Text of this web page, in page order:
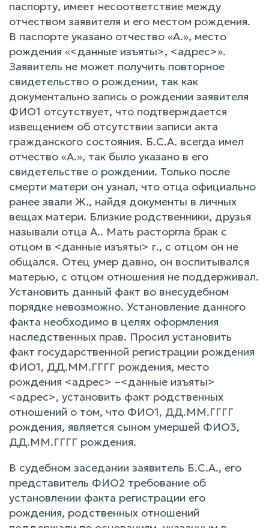
паспорту, имеет несоответствие между
отчеством заявителя и его местом рождения.
В паспорте указано отчество «А.», место
рождения «<данные изъяты>, <адрес>».
Заявитель не может получить повторное
свидетельство о рождении, так как
документально запись о рождении заявителя
ФИО1 отсутствует, что подтверждается
извещением об отсутствии записи акта
гражданского состояния. Б.С.А. всегда имел
отчество «А.», так было указано в его
свидетельстве о рождении. Только после
смерти матери он узнал, что отца официально
ранее звали Ж., найдя документы в личных
вещах матери. Близкие родственники, друзья
называли отца А.. Мать расторгла брак с
отцом в <данные изъяты> г., с отцом он не
общался. Отец умер давно, он воспитывался
матерью, с отцом отношения не поддерживал.
Установить данный факт во внесудебном
порядке невозможно. Установление данного
факта необходимо в целях оформления
наследственных прав. Просил установить
факт государственной регистрации рождения
ФИО1, ДД.ММ.ГГГГ рождения, место
рождения <адрес> –<данные изъяты>
<адрес>, установить факт родственных
отношений о том, что ФИО1, ДД.ММ.ГГГГ
рождения, является сыном умершей ФИО3,
ДД.ММ.ГГГГ рождения.
В судебном заседании заявитель Б.С.А., его
представитель ФИО2 требование об
установлении факта регистрации его
рождения, родственных отношений